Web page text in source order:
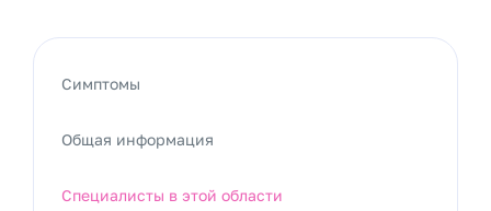
Симптомы
Общая информация
Специалисты в этой области